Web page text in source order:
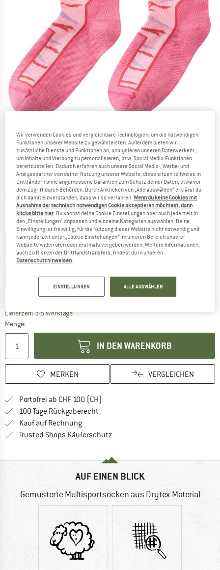
Detailansichten
neu
Preis:
CHF16.95
inkl. MwSt., zollfreie Lieferung
zzgl. VersandkostenInformationen zu den Versandkosten. Öffnet sich in
Farbe:Light Heather
Grösse wählen:
26-29 EU30-33 EU34-37 EU38-41
Grössentabelle
Lieferzeit: 3-5 WerktageDer Link öffnet sich in einer Infobox und
Menge:
IN DEN WARENKORB
MERKEN VERGLEICHEN
Portofrei ab CHF 100 (CH)
100 Tage Rückgaberecht
Kauf auf RechnungFinde die Zahlungs-Infos hier! Öffnet
Trusted Shops Käuferschutz
AUF EINEN BLICK
Gemusterte Multisportsocken aus Drytex-Material
Wir verwenden Cookies und vergleichbare Technologien, um die notwendigen
Funktionen unserer Website zu gewährleisten. Außerdem bieten wir
zusätzliche Dienste und Funktionen an, analysieren unseren Datenverkehr,
um Inhalte und Werbung zu personalisieren, bzw. Social Media-Funktionen
bereitzustellen. Dadurch erfahren auch unsere Social Media-, Werbe- und
Analysepartner von deiner Nutzung unserer Website; diese sitzen teilweise in
Drittländern ohne angemessene Garantien zum Schutz deiner Daten, etwa vor
dem Zugriff durch Behörden. Durch Anklicken von „Alle auswählen“ erklärst du
dich damit einverstanden, dass wir so verfahren.Wenn du keine Cookies mit
Ausnahme der technisch notwendigen Cookie akzeptieren möchtest, dann
klicke bitte hier . Du kannst deine Cookie Einstellungen aber auch jederzeit in
den „Einstellungen“ anpassen und einzelne Kategorien auswählen. Deine
Einwilligung ist freiwillig, für die Nutzung dieser Website nicht notwendig und
kann jederzeit unter „Cookie Einstellungen“ im unteren Bereich unserer
Webseite widerrufen oder erstmals vergeben werden. Weitere Informationen,
auch zu Risiken der Drittlandstransfers, findest du in unseren
Datenschutzhinweisen
EINSTELLUNGEN ALLE AUSWÄHLEN